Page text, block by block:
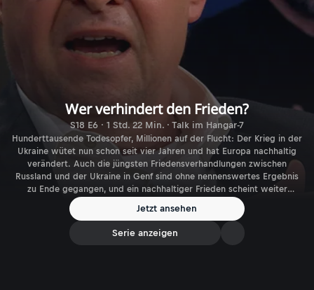
Wer verhindert den Frieden?
S18 E6 · 1 Std. 22 Min. · Talk im Hangar-7
Hunderttausende Todesopfer, Millionen auf der Flucht: Der Krieg in der
Ukraine wütet nun schon seit vier Jahren und hat Europa nachhaltig
verändert. Auch die jüngsten Friedensverhandlungen zwischen
Russland und der Ukraine in Genf sind ohne nennenswertes Ergebnis
zu Ende gegangen, und ein nachhaltiger Frieden scheint weiter
entfernt denn je. Woran scheitern die Verhandlungen immer wieder?
Und warum gelingt nicht einmal US-Präsident Donald Trump der
versprochene Durchbruch?
Jetzt ansehen
Serie anzeigen